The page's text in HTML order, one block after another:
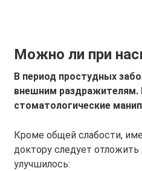
Можно ли при
В период простудных
внешним раздражителям.
стоматологические
Кроме общей слабости,
доктору следует
улучшилось: